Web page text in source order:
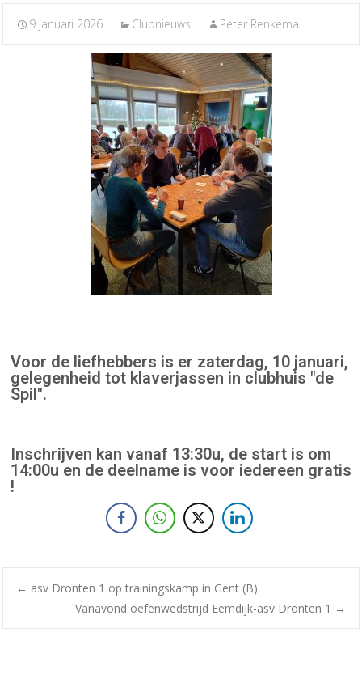
9 januari 2026 Clubnieuws Peter Renkema
Voor de liefhebbers is er zaterdag, 10 januari,
gelegenheid tot klaverjassen in clubhuis "de
Spil".
Inschrijven kan vanaf 13:30u, de start is om
14:00u en de deelname is voor iedereen gratis
!
← asv Dronten 1 op trainingskamp in Gent (B)
Vanavond oefenwedstrijd Eemdijk-asv Dronten 1 →